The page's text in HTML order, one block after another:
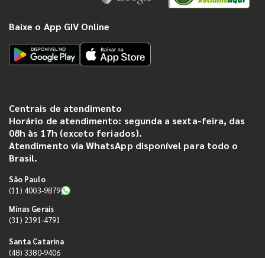
Baixe o App GIV Online
Centrais de atendimento
Horário de atendimento: segunda a sexta-feira, das
08h às 17h (exceto feriados).
Atendimento via WhatsApp disponível para todo o
Brasil.
São Paulo
(11) 4003-9879
Minas Gerais
(31) 2391-4791
Santa Catarina
(48) 3380-9406